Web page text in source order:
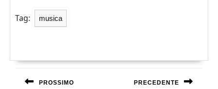
Tag: musica
Navigazione
articoli
PROSSIMO PRECEDENTE